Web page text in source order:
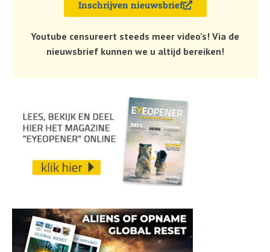
Inschrijven nieuwsbrief
Youtube censureert steeds meer video’s! Via de
nieuwsbrief kunnen we u altijd bereiken!